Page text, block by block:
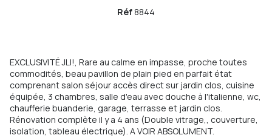
Réf 8844
EXCLUSIVITÉ JLI!, Rare au calme en impasse, proche toutes
commodités, beau pavillon de plain pied en parfait état
comprenant salon séjour accès direct sur jardin clos, cuisine
équipée, 3 chambres, salle d'eau avec douche à l'italienne, wc,
chaufferie buanderie, garage, terrasse et jardin clos.
Rénovation complète il y a 4 ans (Double vitrage,, couverture,
isolation, tableau électrique). A VOIR ABSOLUMENT.